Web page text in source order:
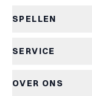
SPELLEN
Nieuwe spellen
SERVICE
Retourneren
OVER ONS